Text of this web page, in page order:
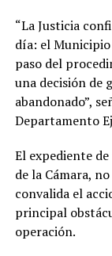
“La Justicia
día: el
paso del
una decisión de
abandonado”,
Departamento
El expediente
de la Cámara,
convalida el
principal
operación.